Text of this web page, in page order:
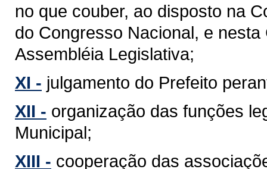
no que couber, ao disposto na
do Congresso Nacional, e
Assembléia Legislativa;
XI - julgamento do Prefeito
XII - organização das funções
Municipal;
XIII - cooperação das